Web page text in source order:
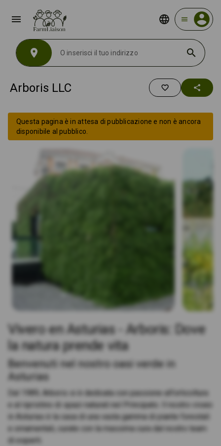
menu menu
location_on search
Arboris LLC favorite_border share
Questa pagina è in attesa di pubblicazione e non è ancora
disponibile al pubblico.
Vivero en Asturias - Arboris: Dove
la natura prende vita
Benvenuti nel nostro oasi verde in
Asturias
Dal 1989, Arboris si è dedicata con passione all'orticoltura
e al ripristino di spazi naturali nel Principato. Il nostro vivaio
in Asturias è la casa di una vasta gamma di piante forestali
e ornamentali, curate con la massima cura dal nostro team
di esperti.